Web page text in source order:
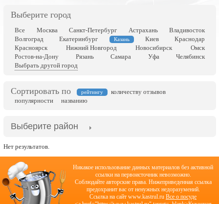
Выберите город
Все Москва Санкт-Петербург Астрахань
Владивосток
Волгоград
Екатеринбург Казань Киев
Краснодар
Красноярск
Нижний Новгород Новосибирск
Омск
Ростов-на-Дону
Рязань Самара Уфа
Челябинск
Выбрать другой город
Сортировать по рейтингу
количеству отзывов
популярности
названию
Выберите район
Нет результатов.
Никакое использование данных материалов без активной
ссылки на первоисточник невозможно.
Соблюдайте авторские права. Нижеприведенная ссылка
предохранит вас от ненужных недоразумений.
Cсылка на сайт www.kastrul.ru Все о посуде